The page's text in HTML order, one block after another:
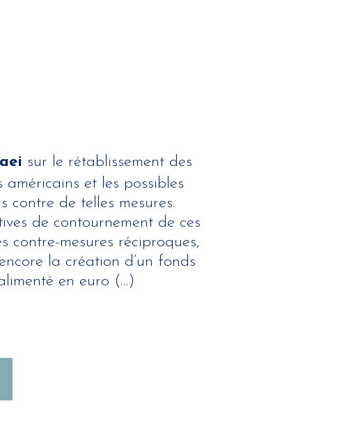
sur le rétablissement des
et les possibles
contre de telles mesures.
de contournement de ces
contre-mesures réciproques,
la création d’un fonds
en euro (…)